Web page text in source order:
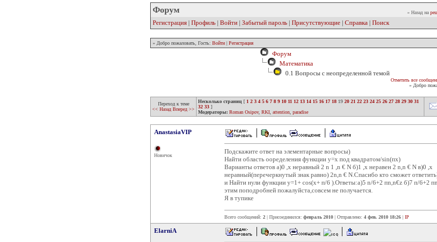
Форум » Назад на
Регистрация | Профиль | Войти | Забытый пароль | Присутствующие | Справка | Поиск
» Добро пожаловать, Гость: Войти | Регистрация
Форум
Математика
0.1 Вопросы с неопределенной темой
Отметить все
» Добро
Переход к теме
<< Назад Вперед >>
Несколько страниц [ 1 2 3 4 5 6 7 8 9 10 11 12 13 14 15 16 17 18 19 20 21 22 23 24 25 26 27 28 29 30 31
32 33 ]
Модераторы: Roman Osipov, RKI attention paradise
AnastasiaVIP
Новичок
Подскажите ответ на элементарные вопросы)
Найти область ооределения функции y=x под квадратом/sin(пx)
Варианты ответов а)0 ,x неравный 2 n 1 ,n € N б)1 ,x неравен 2 n,n € N в)0 ,x
неравный(перечеркнутый знак равно) 2n,n € N.Спасибо кто сможет
и Найти нули функции y=1+ cos(x+ п/6 ).Ответы:а)5 n/6+2 пn,n€z б)7 п/6+2
этим поподробней пожалуйста,совсем не получается.
Я в тупике
Всего сообщений: 2 | Присоединился: февраль 2010 | Отправлено: 4 фев. 2010 18:26 | IP
ElarniA